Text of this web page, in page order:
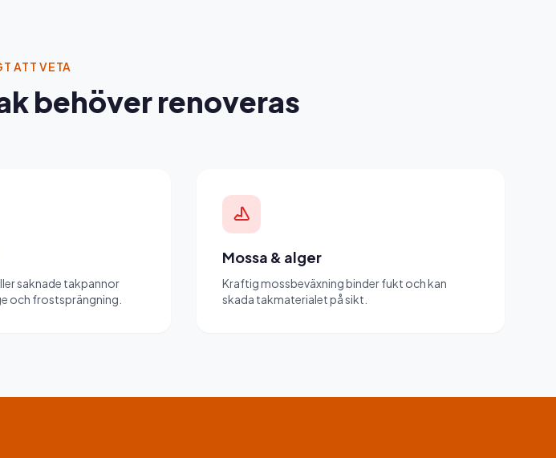
ATT VETA
behöver renoveras
saknade takpannor
och frostsprängning.
Mossa & alger
Kraftig mossbeväxning binder fukt och kan
skada takmaterialet på sikt.